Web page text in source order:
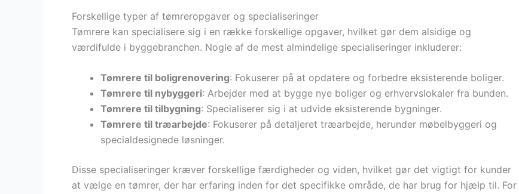
Forskellige typer af tømreropgaver og specialiseringer
Tømrere kan specialisere sig i en række forskellige opgaver, hvilket gør dem alsidige og
værdifulde i byggebranchen. Nogle af de mest almindelige specialiseringer inkluderer:
Tømrere til boligrenovering: Fokuserer på at opdatere og forbedre eksisterende boliger.
Tømrere til nybyggeri: Arbejder med at bygge nye boliger og erhvervslokaler fra bunden.
Tømrere til tilbygning: Specialiserer sig i at udvide eksisterende bygninger.
Tømrere til træarbejde: Fokuserer på detaljeret træarbejde, herunder møbelbyggeri og
specialdesignede løsninger.
Disse specialiseringer kræver forskellige færdigheder og viden, hvilket gør det vigtigt for kunder
at vælge en tømrer, der har erfaring inden for det specifikke område, de har brug for hjælp til. For